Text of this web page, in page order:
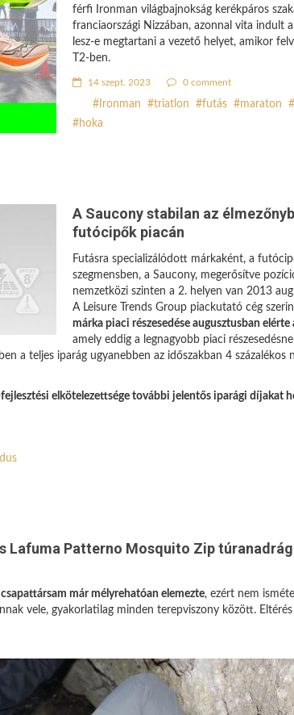
férfi Ironman világbajnokság kerékpáros
franciaországi Nizzában, azonnal vita indult
lesz-e megtartani a vezető helyet, amikor
T2-ben.
14 szept. 2023 0 comment
Ironman triatlon futás maraton
hoka
A Saucony stabilan az
futócipők piacán
Futásra specializálódott márkaként, a
szegmensben, a Saucony, megerősítve
nemzetközi szinten a 2. helyen van 2013
A Leisure Trends Group piackutató cég
márka piaci részesedése augusztusban elérte
amely eddig a legnagyobb piaci
a teljes iparág ugyanebben az időszakban 4 százalékos
elkötelezettsége további jelentős iparági díjakat
Lafuma Patterno Mosquito Zip
már mélyrehatóan elemezte, ezért nem
vele, gyakorlatilag minden terepviszony között. Eltérés